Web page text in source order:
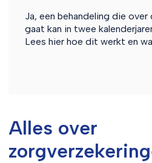
Ja, een behandeling die over
gaat kan in twee
Lees hier hoe dit werkt en
Alles over